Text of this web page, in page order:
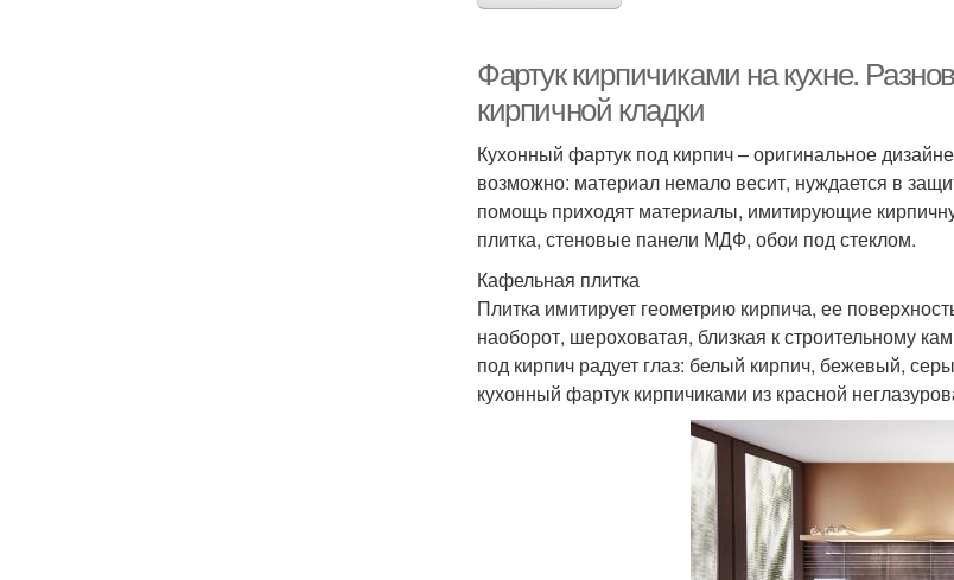
Фартук кирпичиками на кухне.
кирпичной кладки
Кухонный фартук под кирпич – оригинальное
возможно: материал немало весит, нуждается в
помощь приходят материалы, имитирующие
плитка, стеновые панели МДФ, обои под стеклом.
Кафельная плитка
Плитка имитирует геометрию кирпича, ее
наоборот, шероховатая, близкая к строительному
под кирпич радует глаз: белый кирпич, бежевый,
кухонный фартук кирпичиками из красной